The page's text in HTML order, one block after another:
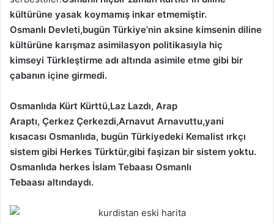
kültürüne yasak koymamış inkar etmemiştir.
Osmanlı Devleti,bugün Türkiye’nin aksine kimsenin diline
kültürüne karışmaz asimilasyon politikasıyla hiç
kimseyi Türkleştirme adı altında asimile etme gibi bir
çabanın içine girmedi.
Osmanlıda Kürt Kürttü,Laz Lazdı, Arap
Araptı, Çerkez Çerkezdi,Arnavut Arnavuttu,yani
kısacası Osmanlıda, bugün Türkiyedeki Kemalist ırkçı
sistem gibi Herkes Türktür,gibi faşizan bir sistem yoktu.
Osmanlıda herkes İslam Tebaası Osmanlı
Tebaası altındaydı.